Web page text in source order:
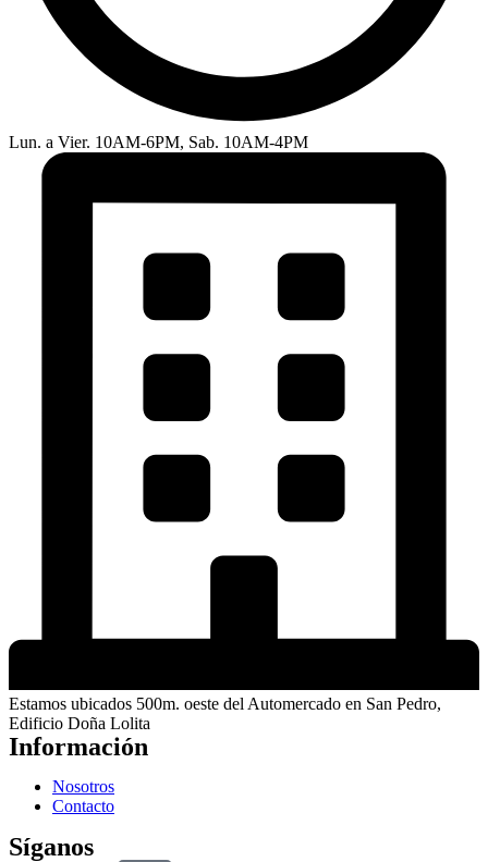
Lun. a Vier. 10AM-6PM, Sab. 10AM-4PM
Estamos ubicados 500m. oeste del Automercado en San Pedro,
Edificio Doña Lolita
Información
Nosotros
Contacto
Síganos